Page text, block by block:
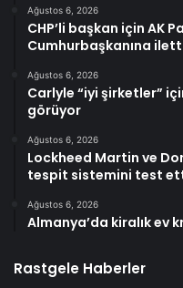
Ağustos 6, 2026
CHP’li başkan için AK
Cumhurbaşkanına
Ağustos 6, 2026
Carlyle “iyi şirketler”
görüyor
Ağustos 6, 2026
Lockheed Martin ve
tespit sistemini test
Ağustos 6, 2026
Almanya’da kiralık ev
Rastgele Haberler